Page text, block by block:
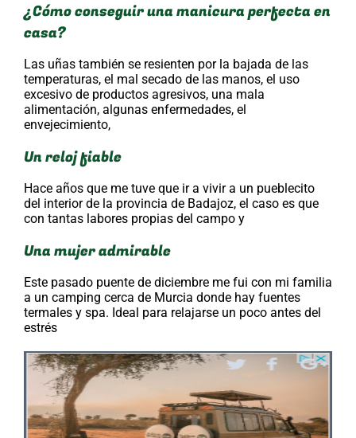
¿Cómo conseguir una manicura perfecta en
casa?
Las uñas también se resienten por la bajada de las
temperaturas, el mal secado de las manos, el uso
excesivo de productos agresivos, una mala
alimentación, algunas enfermedades, el
envejecimiento,
Un reloj fiable
Hace años que me tuve que ir a vivir a un pueblecito
del interior de la provincia de Badajoz, el caso es que
con tantas labores propias del campo y
Una mujer admirable
Este pasado puente de diciembre me fui con mi familia
a un camping cerca de Murcia donde hay fuentes
termales y spa. Ideal para relajarse un poco antes del
estrés